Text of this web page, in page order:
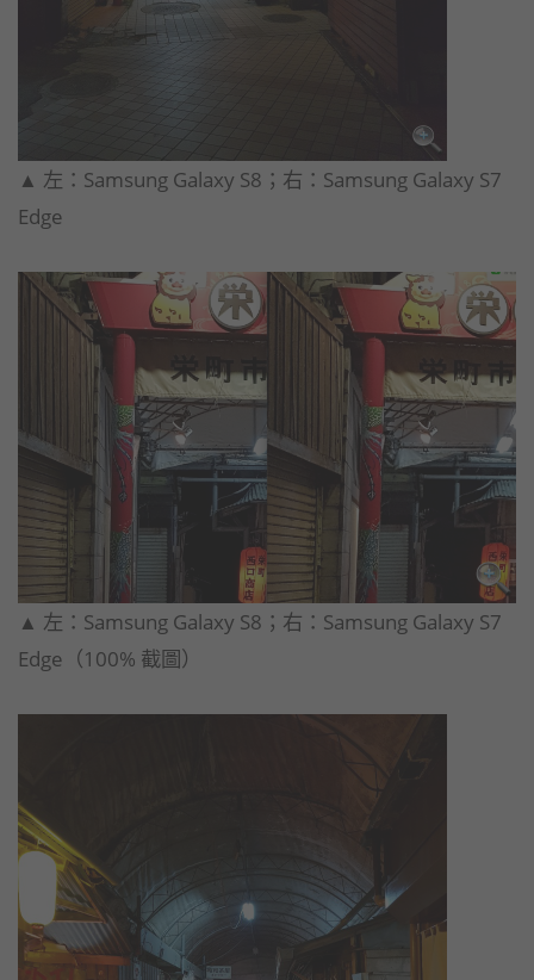
​▲ 左：Samsung Galaxy S8；右：Samsung Galaxy S7
Edge​
​▲ 左：Samsung Galaxy S8；右：Samsung Galaxy S7
Edge​（100% 截圖）